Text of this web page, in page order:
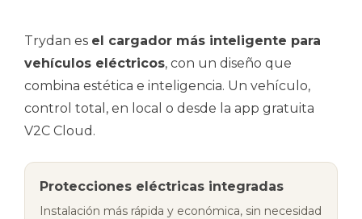
Trydan es el cargador más inteligente para
vehículos eléctricos, con un diseño que
combina estética e inteligencia. Un vehículo,
control total, en local o desde la app gratuita
V2C Cloud.
Protecciones eléctricas integradas
Instalación más rápida y económica, sin necesidad